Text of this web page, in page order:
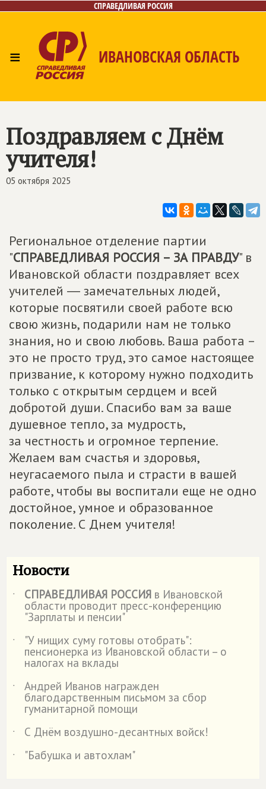
СПРАВЕДЛИВАЯ РОССИЯ
≡ ИВАНОВСКАЯ ОБЛАСТЬ
Поздравляем с Днём
учителя!
05 октября 2025
Региональное отделение партии
"СПРАВЕДЛИВАЯ РОССИЯ – ЗА ПРАВДУ" в
Ивановской области поздравляет всех
учителей ― замечательных людей,
которые посвятили своей работе всю
свою жизнь, подарили нам не только
знания, но и свою любовь. Ваша работа –
это не просто труд, это самое настоящее
призвание, к которому нужно подходить
только с открытым сердцем и всей
добротой души. Спасибо вам за ваше
душевное тепло, за мудрость,
за честность и огромное терпение.
Желаем вам счастья и здоровья,
неугасаемого пыла и страсти в вашей
работе, чтобы вы воспитали еще не одно
достойное, умное и образованное
поколение. С Днем учителя!
Новости
˙ СПРАВЕДЛИВАЯ РОССИЯ в Ивановской
области проводит пресс-конференцию
"Зарплаты и пенсии"
˙
"У нищих суму готовы отобрать":
пенсионерка из Ивановской области – о
налогах на вклады
˙
Андрей Иванов награжден
благодарственным письмом за сбор
гуманитарной помощи
˙
С Днём воздушно-десантных войск!
˙
"Бабушка и автохлам"